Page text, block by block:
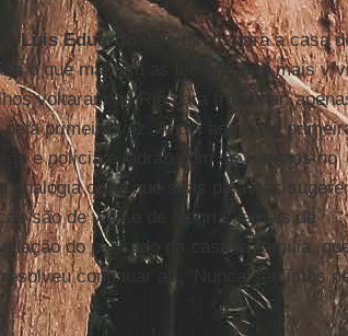
Luis Eduardo
veio direto para a casa
o que mantém as lembranças mais
voltaram ao Rio para trabalhar,
primeira vez. Andei aqui pela
e polícia e ladrão com os vizinhos no
cruel que suas palavras
são de vida e de alegria, jamais de
do passado da casa, a família,
continuar ali. "Nunca sentimos